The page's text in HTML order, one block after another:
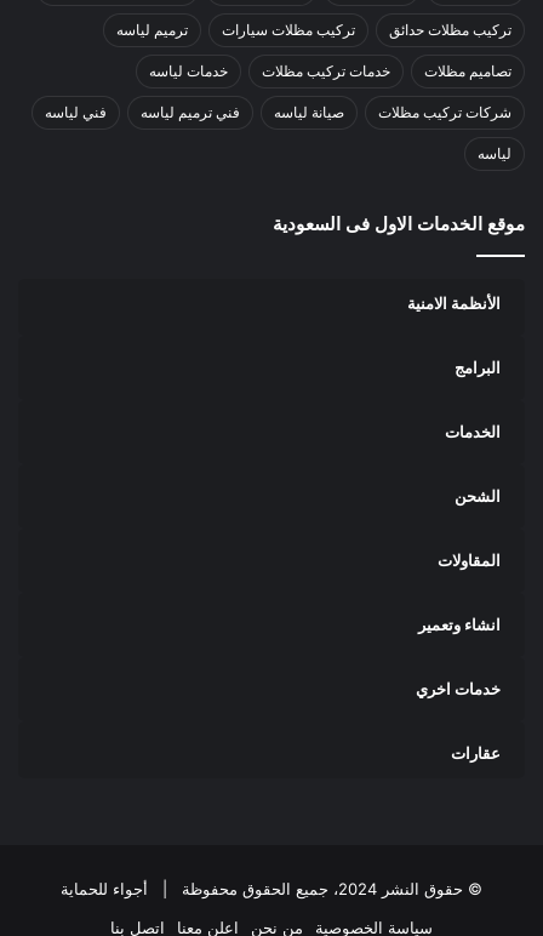
تركيب مظلات حدائق تركيب مظلات سيارات ترميم لياسه
تصاميم مظلات خدمات تركيب مظلات خدمات لياسه
شركات تركيب مظلات صيانة لياسه فني ترميم لياسه فني لياسه
لياسه
موقع الخدمات الاول فى السعودية
الأنظمة الامنية
البرامج
الخدمات
الشحن
المقاولات
انشاء وتعمير
خدمات اخري
عقارات
© حقوق النشر 2024، جميع الحقوق محفوظة |
أجواء للحماية
سياسة الخصوصية
من نحن اعلن معنا اتصل بنا